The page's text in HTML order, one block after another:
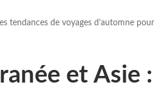
tendances de voyages d’automne pour
et Asie :